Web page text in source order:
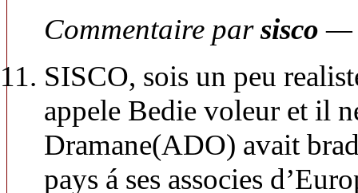
Commentaire parsisco —
SISCO, sois un peu
appele Bedie voleur et il
Dramane(ADO) avait
pays á ses associes